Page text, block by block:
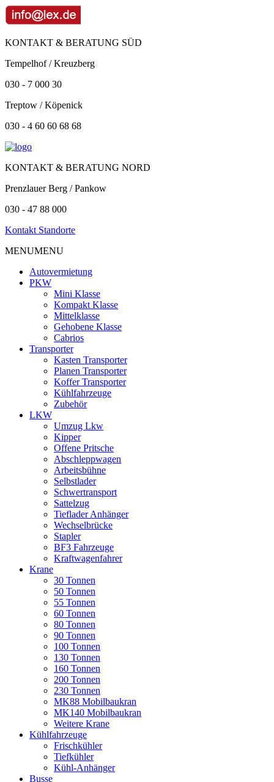
KONTAKT & BERATUNG SÜD
Tempelhof / Kreuzberg
030 - 7 000 30
Treptow / Köpenick
030 - 4 60 60 68 68
KONTAKT & BERATUNG NORD
Prenzlauer Berg / Pankow
030 - 47 88 000
Kontakt Standorte
MENUMENU
Autovermietung
PKW
Mini Klasse
Kompakt Klasse
Mittelklasse
Gehobene Klasse
Cabrios
Transporter
Kasten Transporter
Planen Transporter
Koffer Transporter
Kühlfahrzeuge
Zubehör
LKW
Umzug Lkw
Kipper
Offene Pritsche
Abschleppwagen
Arbeitsbühne
Selbstlader
Schwertransport
Sattelzug
Tieflader Anhänger
Wechselbrücke
Stapler
BF3 Fahrzeuge
Kraftwagenfahrer
Krane
30 Tonnen
50 Tonnen
55 Tonnen
60 Tonnen
80 Tonnen
90 Tonnen
100 Tonnen
130 Tonnen
160 Tonnen
200 Tonnen
230 Tonnen
MK88 Mobilbaukran
MK140 Mobilbaukran
Weitere Krane
Kühlfahrzeuge
Frischkühler
Tiefkühler
Kühl-Anhänger
Busse